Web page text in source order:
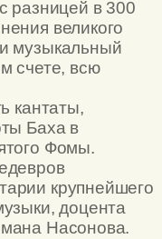
разницей в 300
великого
музыкальный
счете, всю
кантаты,
Баха в
Фомы.
крупнейшего
доцента
Насонова.